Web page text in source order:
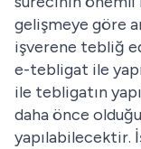
gelişmeye göre
işverene tebliğ
e-tebligat ile
ile tebligatın
daha önce
yapılabilecektir.